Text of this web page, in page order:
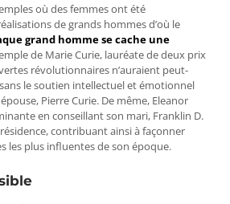
où des femmes ont été
de grands hommes d’où le
grand homme se cache une
de Marie Curie, lauréate de deux prix
révolutionnaires n’auraient peut-
le soutien intellectuel et émotionnel
Pierre Curie. De même, Eleanor
en conseillant son mari, Franklin D.
contribuant ainsi à façonner
les plus influentes de son époque.